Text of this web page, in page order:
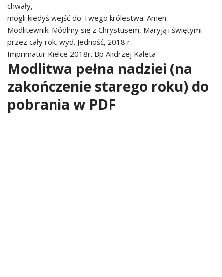
chwały,
mogli kiedyś wejść do Twego królestwa. Amen.
Modlitewnik: Módlmy się z Chrystusem, Maryją i świętymi
przez cały rok, wyd. Jedność, 2018 r.
Imprimatur Kielce 2018r. Bp Andrzej Kaleta
Modlitwa pełna nadziei (na
zakończenie starego roku) do
pobrania w PDF